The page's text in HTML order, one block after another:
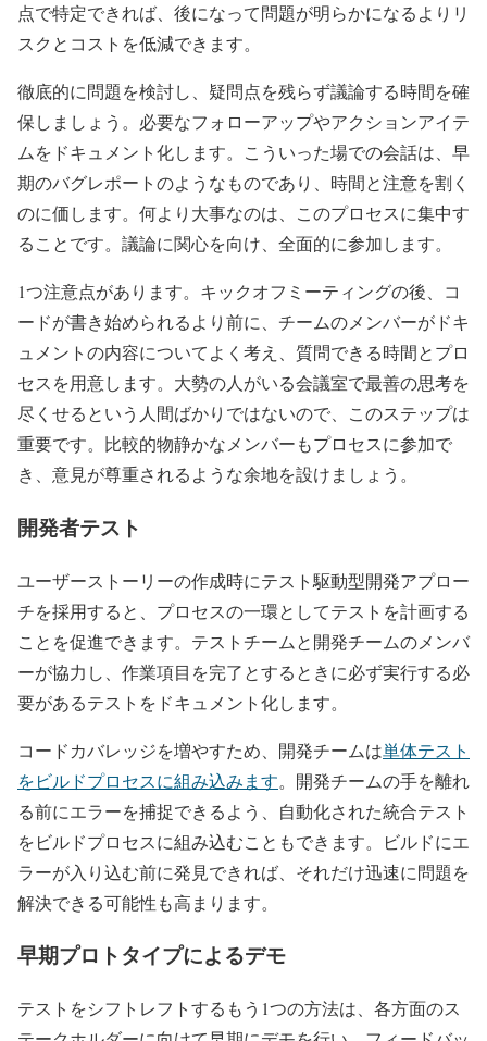
点で特定できれば、後になって問題が明らかになるよりリ
スクとコストを低減できます。
徹底的に問題を検討し、疑問点を残らず議論する時間を確
保しましょう。必要なフォローアップやアクションアイテ
ムをドキュメント化します。こういった場での会話は、早
期のバグレポートのようなものであり、時間と注意を割く
のに価します。何より大事なのは、このプロセスに集中す
ることです。議論に関心を向け、全面的に参加します。
1つ注意点があります。キックオフミーティングの後、コ
ードが書き始められるより前に、チームのメンバーがドキ
ュメントの内容についてよく考え、質問できる時間とプロ
セスを用意します。大勢の人がいる会議室で最善の思考を
尽くせるという人間ばかりではないので、このステップは
重要です。比較的物静かなメンバーもプロセスに参加で
き、意見が尊重されるような余地を設けましょう。
開発者テスト
ユーザーストーリーの作成時にテスト駆動型開発アプロー
チを採用すると、プロセスの一環としてテストを計画する
ことを促進できます。テストチームと開発チームのメンバ
ーが協力し、作業項目を完了とするときに必ず実行する必
要があるテストをドキュメント化します。
コードカバレッジを増やすため、開発チームは単体テスト
をビルドプロセスに組み込みます。開発チームの手を離れ
る前にエラーを捕捉できるよう、自動化された統合テスト
をビルドプロセスに組み込むこともできます。ビルドにエ
ラーが入り込む前に発見できれば、それだけ迅速に問題を
解決できる可能性も高まります。
早期プロトタイプによるデモ
テストをシフトレフトするもう1つの方法は、各方面のス